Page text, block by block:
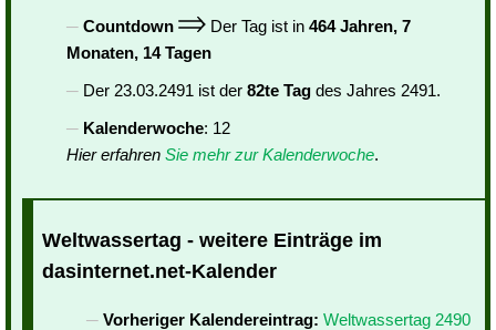
Countdown
Der Tag ist in 464 Jahren, 7
Monaten, 14 Tagen
Der 23.03.2491 ist der 82te Tag des Jahres 2491.
Kalenderwoche: 12
Hier erfahren Sie mehr zur Kalenderwoche.
Weltwassertag - weitere Einträge im
dasinternet.net-Kalender
Vorheriger Kalendereintrag: Weltwassertag 2490